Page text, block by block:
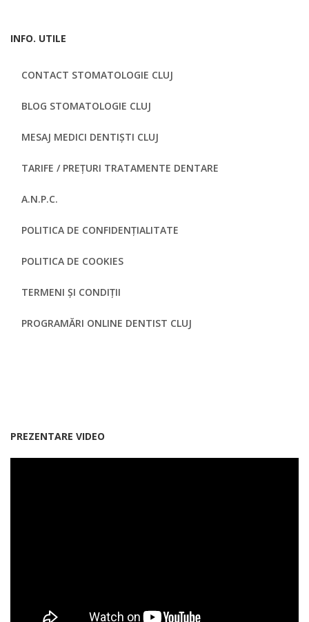
INFO. UTILE
CONTACT STOMATOLOGIE CLUJ
BLOG STOMATOLOGIE CLUJ
MESAJ MEDICI DENTIȘTI CLUJ
TARIFE / PREȚURI TRATAMENTE DENTARE
A.N.P.C.
POLITICA DE CONFIDENȚIALITATE
POLITICA DE COOKIES
TERMENI ȘI CONDIȚII
PROGRAMĂRI ONLINE DENTIST CLUJ
PREZENTARE VIDEO